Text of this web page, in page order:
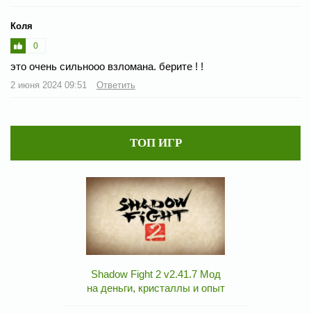
Коля
0
это очень сильнооо взломана. берите ! !
2 июня 2024 09:51 Ответить
ТОП ИГР
Shadow Fight 2 v2.41.7 Мод
на деньги, кристаллы и опыт